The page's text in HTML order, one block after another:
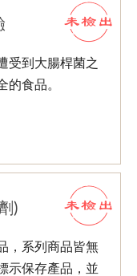
受到大腸桿菌之
食品。
)
，系列商品皆無
示保存產品，並